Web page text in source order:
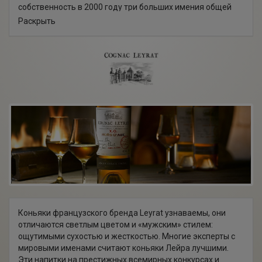
собственность в 2000 году три больших имения общей
площадью 240 га. Предприятие Франсис Абекассис
Domaines", удостоенных множеством престижных наград
и более 60 медалей на международных дегустационных
Раскрыть
Коньяки французского бренда Leyrat узнаваемы, они
отличаются светлым цветом и «мужским» стилем:
ощутимыми сухостью и жесткостью. Многие эксперты с
мировыми именами считают коньяки Лейра лучшими.
Эти напитки на престижных всемирных конкурсах и